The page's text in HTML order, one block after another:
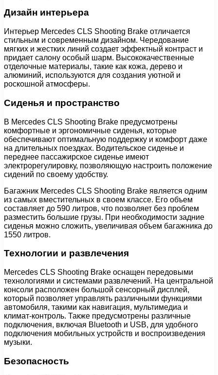
Дизайн интерьера
Интерьер Mercedes CLS Shooting Brake отличается
стильным и современным дизайном. Чередование
мягких и жестких линий создает эффектный контраст и
придает салону особый шарм. Высококачественные
отделочные материалы, такие как кожа, дерево и
алюминий, используются для создания уютной и
роскошной атмосферы.
Сиденья и пространство
В Mercedes CLS Shooting Brake предусмотрены
комфортные и эргономичные сиденья, которые
обеспечивают оптимальную поддержку и комфорт даже
на длительных поездках. Водительское сиденье и
переднее пассажирское сиденье имеют
электрорегулировку, позволяющую настроить положение
сидений по своему удобству.
Багажник Mercedes CLS Shooting Brake является одним
из самых вместительных в своем классе. Его объем
составляет до 590 литров, что позволяет без проблем
разместить большие грузы. При необходимости задние
сиденья можно сложить, увеличивая объем багажника до
1550 литров.
Технологии и развлечения
Mercedes CLS Shooting Brake оснащен передовыми
технологиями и системами развлечений. На центральной
консоли расположен большой сенсорный дисплей,
который позволяет управлять различными функциями
автомобиля, такими как навигация, мультимедиа и
климат-контроль. Также предусмотрены различные
подключения, включая Bluetooth и USB, для удобного
подключения мобильных устройств и воспроизведения
музыки.
Безопасность